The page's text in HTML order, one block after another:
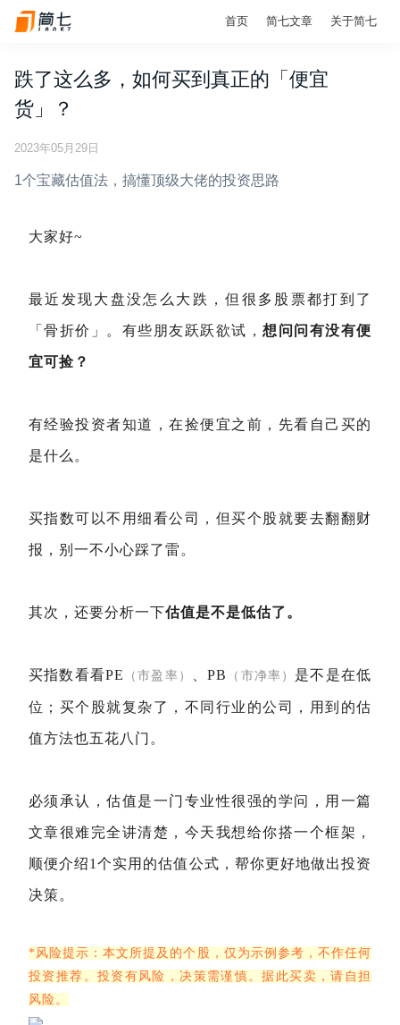
首页 简七文章 关于简七
跌了这么多，如何买到真正的「便宜
货」？
2023年05月29日
1个宝藏估值法，搞懂顶级大佬的投资思路
大家好~
最近发现大盘没怎么大跌，但很多股票都打到了
「骨折价」。有些朋友跃跃欲试，想问问有没有便
宜可捡？
有经验投资者知道，在捡便宜之前，先看自己买的
是什么。
买指数可以不用细看公司，但买个股就要去翻翻财
报，别一不小心踩了雷。
其次，还要分析一下估值是不是低估了。
买指数看看PE （市盈率） 、PB （市净率） 是不是在低
位；买个股就复杂了，不同行业的公司，用到的估
值方法也五花八门。
必须承认，估值是一门专业性很强的学问，用一篇
文章很难完全讲清楚，今天我想给你搭一个框架，
顺便介绍1个实用的估值公式，帮你更好地做出投资
决策。
*风险提示：本文所提及的个股，仅为示例参考，不作任何
投资推荐。投资有风险，决策需谨慎。据此买卖，请自担
风险。